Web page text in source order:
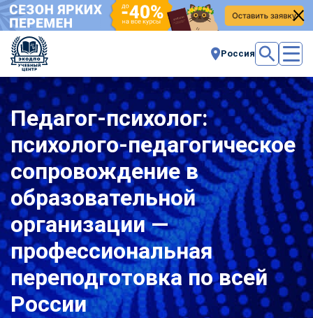
Россия
Педагог-психолог:
психолого-педагогическое
сопровождение в
образовательной
организации —
профессиональная
переподготовка по всей
России